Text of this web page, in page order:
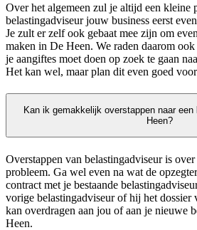
Over het algemeen zul je altijd een kleine
belastingadviseur jouw business eerst
Je zult er zelf ook gebaat mee zijn om
maken in De Heen. We raden daarom
je aangiftes moet doen op zoek te gaan
Het kan wel, maar plan dit even goed
Kan ik gemakkelijk overstappen naar
Heen?
Overstappen van belastingadviseur is over
probleem. Ga wel even na wat de
contract met je bestaande
vorige belastingadviseur of hij het dossier
kan overdragen aan jou of aan je nieuwe
Heen.